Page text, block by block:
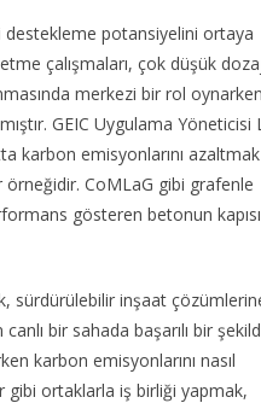
destekleme potansiyelini ortaya
çalışmaları, çok düşük
merkezi bir rol
GEIC Uygulama Yöneticisi
karbon emisyonlarını
CoMLaG gibi grafenle
gösteren betonun
sürdürülebilir inşaat
bir sahada başarılı bir
karbon emisyonlarını nasıl
ortaklarla iş birliği yapmak,